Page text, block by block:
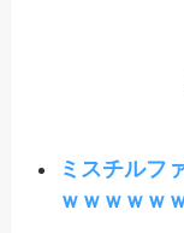
ミスチルフ
ｗｗｗｗｗ